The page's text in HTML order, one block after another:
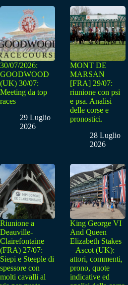
30/07/2026:
GOODWOOD
(UK) 30/07:
Meeting da top
races
29 Luglio
2026
MONT DE
MARSAN
[FRA] 29/07:
riunione con psi
e psa. Analisi
delle corse e
pronostici.
28 Luglio
2026
Riunione a
Deauville-
Clairefontaine
(FRA) 27/07:
Siepi e Steeple di
spessore con
molti cavalli al
King George VI
And Queen
Elizabeth Stakes
– Ascot (UK):
attori, commenti,
prono, quote
indicative ed